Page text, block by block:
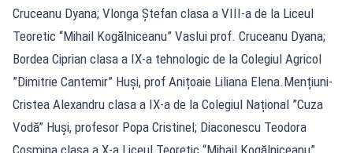
Cruceanu Dyana; Vlonga Ștefan clasa a VIII-a de la Liceul
Teoretic “Mihail Kogălniceanu” Vaslui prof. Cruceanu Dyana;
Bordea Ciprian clasa a IX-a tehnologic de la Colegiul Agricol
”Dimitrie Cantemir” Huși, prof Anițoaie Liliana Elena.Mențiuni-
Cristea Alexandru clasa a IX-a de la Colegiul Național ”Cuza
Vodă” Huși, profesor Popa Cristinel; Diaconescu Teodora